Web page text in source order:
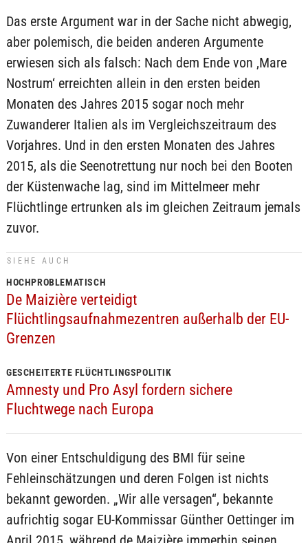
Das erste Argument war in der Sache nicht abwegig,
aber polemisch, die beiden anderen Argumente
erwiesen sich als falsch: Nach dem Ende von ‚Mare
Nostrum‘ erreichten allein in den ersten beiden
Monaten des Jahres 2015 sogar noch mehr
Zuwanderer Italien als im Vergleichszeitraum des
Vorjahres. Und in den ersten Monaten des Jahres
2015, als die Seenotrettung nur noch bei den Booten
der Küstenwache lag, sind im Mittelmeer mehr
Flüchtlinge ertrunken als im gleichen Zeitraum jemals
zuvor.
SIEHE AUCH
HOCHPROBLEMATISCH
De Maizière verteidigt
Flüchtlingsaufnahmezentren außerhalb der EU-
Grenzen
GESCHEITERTE FLÜCHTLINGSPOLITIK
Amnesty und Pro Asyl fordern sichere
Fluchtwege nach Europa
Von einer Entschuldigung des BMI für seine
Fehleinschätzungen und deren Folgen ist nichts
bekannt geworden. „Wir alle versagen“, bekannte
aufrichtig sogar EU-Kommissar Günther Oettinger im